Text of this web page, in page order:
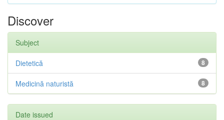
Discover
Subject
8
Dietetică
8
Medicină naturistă
Date issued